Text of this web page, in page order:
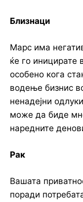
Близнаци
Марс има
ќе го иницирате
особено кога
водење бизнис
ненадејни
може да биде
наредните
Рак
Вашата
поради